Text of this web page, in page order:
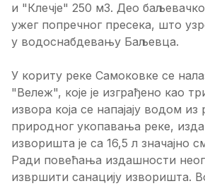
и "Клечје" 250 м3. Део
ужег попречног пресека, што
у водоснабдевању Баљевца.
У кориту реке Самоковке се
"Вележ", које је изграђено као
извора која се напајају водом
природног укопавања реке,
изворишта је са 16,5 л значајно
Ради повећања издашности
извршити санацију изворишта.